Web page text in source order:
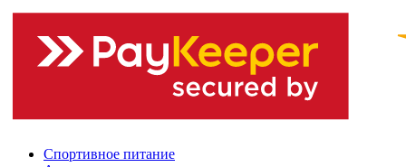
Спортивное питание